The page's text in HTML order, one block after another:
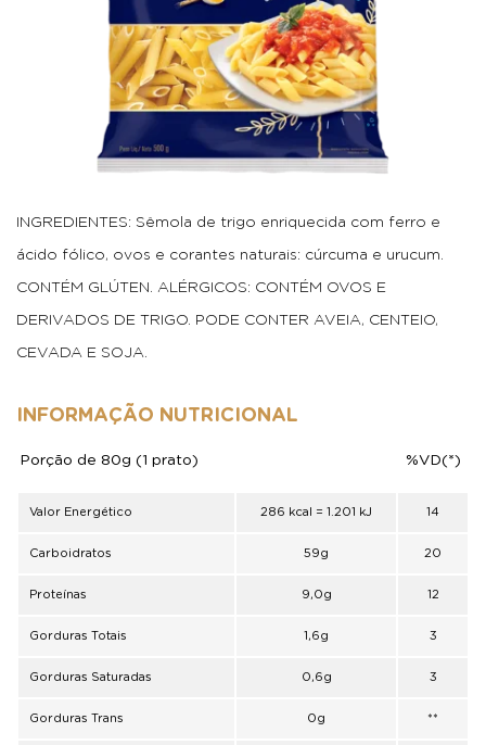
INGREDIENTES: Sêmola de trigo enriquecida com ferro e
ácido fólico, ovos e corantes naturais: cúrcuma e urucum.
CONTÉM GLÚTEN. ALÉRGICOS: CONTÉM OVOS E
DERIVADOS DE TRIGO. PODE CONTER AVEIA, CENTEIO,
CEVADA E SOJA.
INFORMAÇÃO NUTRICIONAL
Porção de 80g (1 prato) %VD(*)
Valor Energético 286 kcal = 1.201 kJ 14
Carboidratos 59g 20
Proteínas 9,0g 12
Gorduras Totais 1,6g 3
Gorduras Saturadas 0,6g 3
Gorduras Trans 0g **